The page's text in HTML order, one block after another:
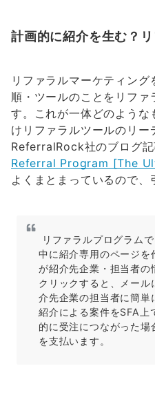
計画的に紹介を生む？
リファラルマーケティン
順・ツールのことをリファ
す。これが一体どのような
けリファラルツールのリー
ReferralRock社のブログ記
Referral Program [The
よくまとまっているので、
リファラルプログラム
中に紹介専用のページを
が紹介先企業・担当者の
クリックすると、メール
介先企業の担当者に簡単
紹介による案件をSFA上
的に受注につながった場
を支払います。